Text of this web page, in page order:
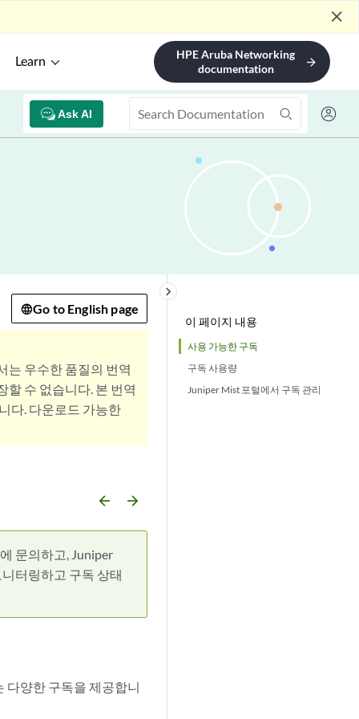
close
Learn
HPE Aruba Networking
documentation
arrow_forward
Ask AI
이 페이지 내용
사용 가능한 구독
구독 사용량
Juniper Mist 포털에서 구독 관리
keyboard_arrow_right
Go to English page
는 우수한 품질의 번역
할 수 없습니다. 본 번역
다. 다운로드 가능한
arrow_backward arrow_forward
문의하고, Juniper
터링하고 구독 상태
다양한 구독을 제공합니